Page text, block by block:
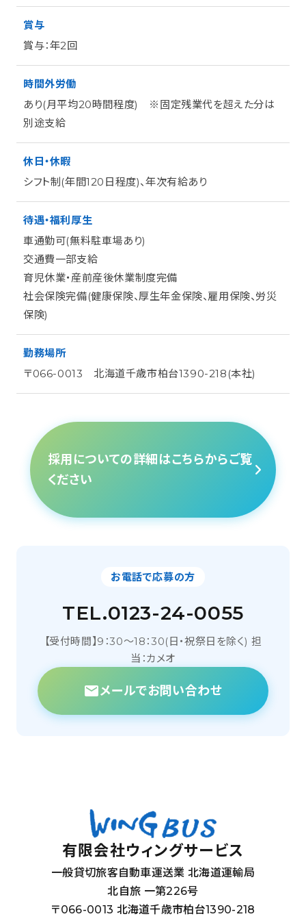
賞与
賞与：年2回
時間外労働
あり(月平均20時間程度) ※固定残業代を超えた分は
別途支給
休日・休暇
シフト制(年間120日程度)、年次有給あり
待遇・福利厚生
車通勤可(無料駐車場あり)
交通費一部支給
育児休業・産前産後休業制度完備
社会保険完備(健康保険、厚生年金保険、雇用保険、労災
保険)
勤務場所
〒066-0013 北海道千歳市柏台1390-218(本社)
採用についての詳細はこちらからご覧
ください
お電話で応募の方
TEL.0123-24-0055
【受付時間】9：30～18：30(日・祝祭日を除く) 担
当：カメオ
メールでお問い合わせ
有限会社ウィングサービス
一般貸切旅客自動車運送業 北海道運輸局
北自旅 一第226号
〒066-0013 北海道千歳市柏台1390-218